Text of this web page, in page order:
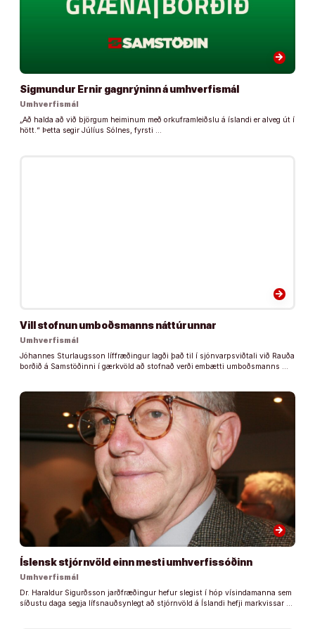
arrow_forward
Sigmundur Ernir gagnrýninn á umhverfismál
Umhverfismál
„Að halda að við björgum heiminum með orkuframleiðslu á íslandi er alveg út í
hött.“ Þetta segir Júlíus Sólnes, fyrsti …
arrow_forward
Vill stofnun umboðsmanns náttúrunnar
Umhverfismál
Jóhannes Sturlaugsson líffræðingur lagði það til í sjónvarpsviðtali við Rauða
borðið á Samstöðinni í gærkvöld að stofnað verði embætti umboðsmanns …
arrow_forward
Íslensk stjórnvöld einn mesti umhverfissóðinn
Umhverfismál
Dr. Haraldur Sigurðsson jarðfræðingur hefur slegist í hóp vísindamanna sem
síðustu daga segja lífsnauðsynlegt að stjórnvöld á Íslandi hefji markvissar …